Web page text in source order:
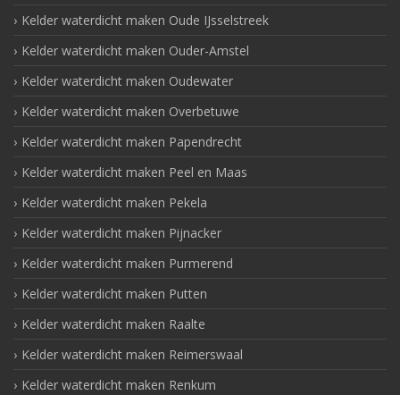
Kelder waterdicht maken Oude IJsselstreek
Kelder waterdicht maken Ouder-Amstel
Kelder waterdicht maken Oudewater
Kelder waterdicht maken Overbetuwe
Kelder waterdicht maken Papendrecht
Kelder waterdicht maken Peel en Maas
Kelder waterdicht maken Pekela
Kelder waterdicht maken Pijnacker
Kelder waterdicht maken Purmerend
Kelder waterdicht maken Putten
Kelder waterdicht maken Raalte
Kelder waterdicht maken Reimerswaal
Kelder waterdicht maken Renkum